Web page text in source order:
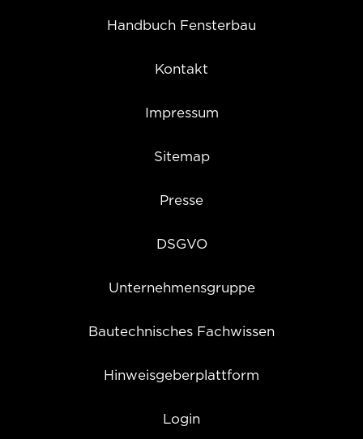
Handbuch Fensterbau
Kontakt
Impressum
Sitemap
Presse
DSGVO
Unternehmensgruppe
Bautechnisches Fachwissen
Hinweisgeberplattform
Login